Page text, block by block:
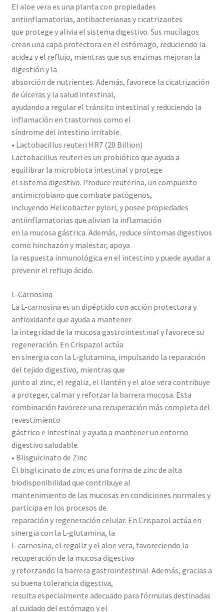
El aloe vera es una planta con propiedades
antiinflamatorias, antibacterianas y cicatrizantes
que protege y alivia el sistema digestivo. Sus mucílagos
crean una capa protectora en el estómago, reduciendo la
acidez y el reflujo, mientras que sus enzimas mejoran la
digestión y la
absorción de nutrientes. Además, favorece la cicatrización
de úlceras y la salud intestinal,
ayudando a regular el tránsito intestinal y reduciendo la
inflamación en trastornos como el
síndrome del intestino irritable.
• Lactobacillus reuteri HR7 (20 Billion)
Lactobacillus reuteri es un probiótico que ayuda a
equilibrar la microbiota intestinal y protege
el sistema digestivo. Produce reuterina, un compuesto
antimicrobiano que combate patógenos,
incluyendo Helicobacter pylori, y posee propiedades
antiinflamatorias que alivian la inflamación
en la mucosa gástrica. Además, reduce síntomas digestivos
como hinchazón y malestar, apoya
la respuesta inmunológica en el intestino y puede ayudar a
prevenir el reflujo ácido.
L-Carnosina
La L-carnosina es un dipéptido con acción protectora y
antioxidante que ayuda a mantener
la integridad de la mucosa gastrointestinal y favorece su
regeneración. En Crispazol actúa
en sinergia con la L-glutamina, impulsando la reparación
del tejido digestivo, mientras que
junto al zinc, el regaliz, el llantén y el aloe vera contribuye
a proteger, calmar y reforzar la barrera mucosa. Esta
combinación favorece una recuperación más completa del
revestimiento
gástrico e intestinal y ayuda a mantener un entorno
digestivo saludable.
• Blisguicinato de Zinc
El bisglicinato de zinc es una forma de zinc de alta
biodisponibilidad que contribuye al
mantenimiento de las mucosas en condiciones normales y
participa en los procesos de
reparación y regeneración celular. En Crispazol actúa en
sinergia con la L-glutamina, la
L-carnosina, el regaliz y el aloe vera, favoreciendo la
recuperación de la mucosa digestiva
y reforzando la barrera gastrointestinal. Además, gracias a
su buena tolerancia digestiva,
resulta especialmente adecuado para fórmulas destinadas
al cuidado del estómago y el